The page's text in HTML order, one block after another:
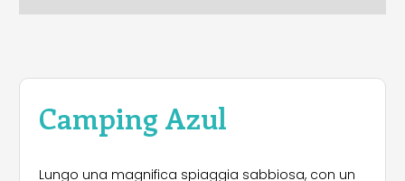
Camping Azul
Lungo una magnifica spiaggia sabbiosa, con un